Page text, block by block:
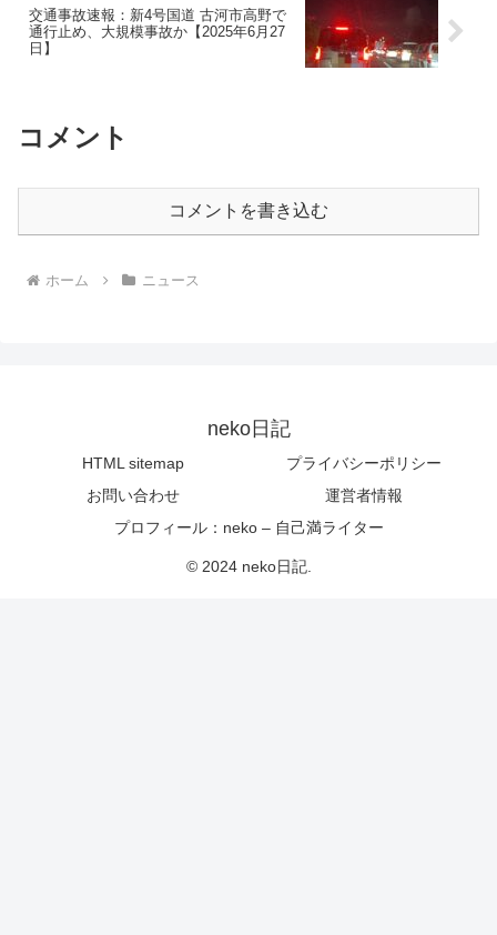
交通事故速報：新4号国道 古河市高野で
通行止め、大規模事故か【2025年6月27
日】
コメント
コメントを書き込む
ホーム ニュース
neko日記
HTML sitemap
プライバシーポリシー
お問い合わせ
運営者情報
プロフィール：neko – 自己満ライター
© 2024 neko日記.